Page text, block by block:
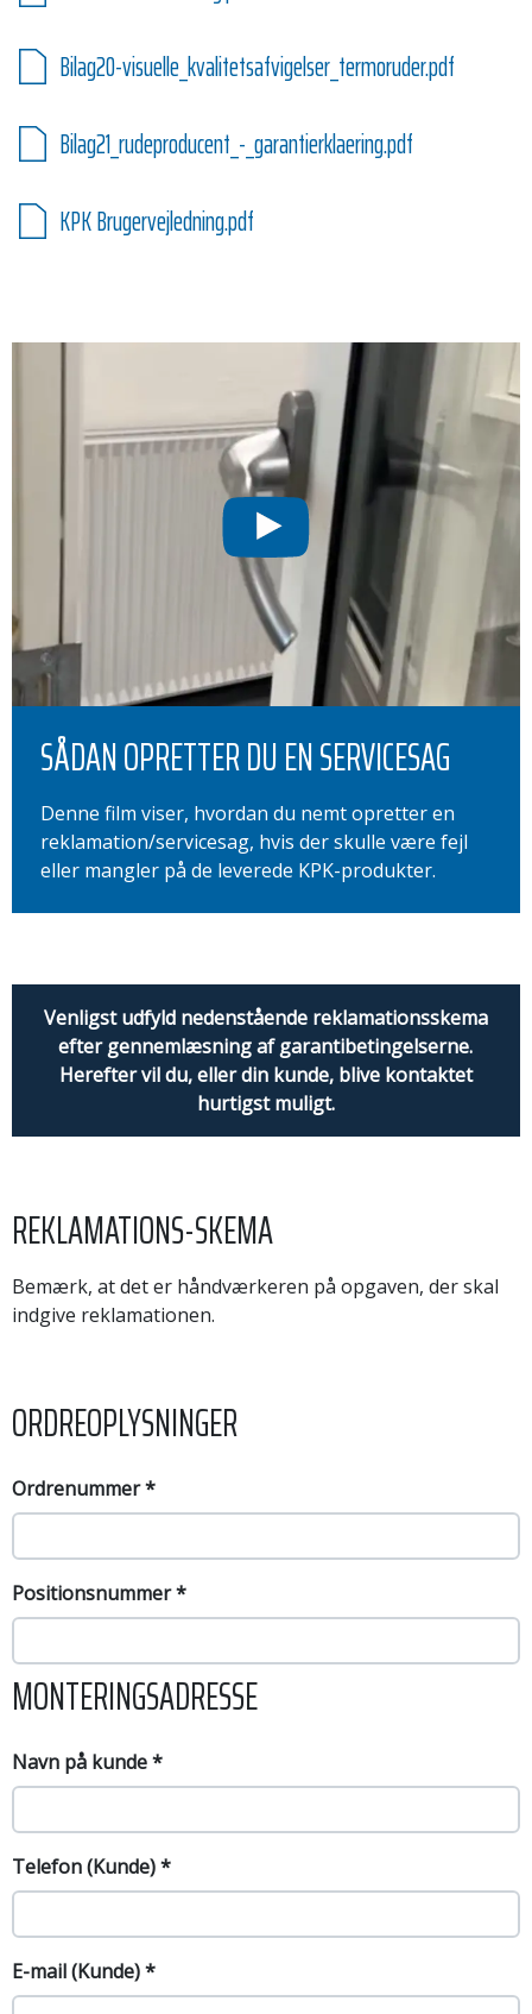
Bilag20-visuelle_kvalitetsafvigelser_termoruder.pdf
Bilag21_rudeproducent_-_garantierklaering.pdf
KPK Brugervejledning.pdf
SÅDAN OPRETTER DU EN SERVICESAG
Denne film viser, hvordan du nemt opretter en
reklamation/servicesag, hvis der skulle være fejl
eller mangler på de leverede KPK-produkter.
Venligst udfyld nedenstående reklamationsskema
efter gennemlæsning af garantibetingelserne.
Herefter vil du, eller din kunde, blive kontaktet
hurtigst muligt.
REKLAMATIONS-SKEMA
Bemærk, at det er håndværkeren på opgaven, der skal
indgive reklamationen.
ORDREOPLYSNINGER
Ordrenummer*
Positionsnummer*
MONTERINGSADRESSE
Navn på kunde*
Telefon (Kunde)*
E-mail (Kunde)*